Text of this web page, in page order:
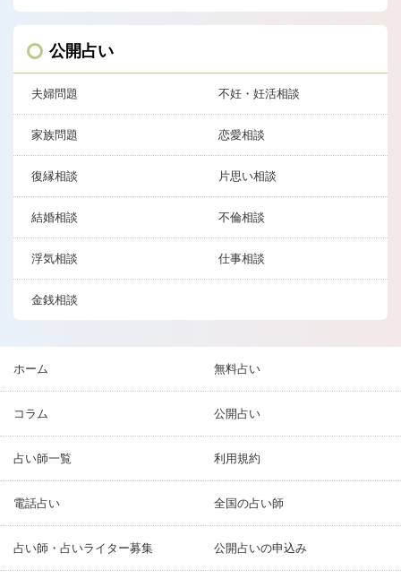
公開占い
夫婦問題 不妊・妊活相談
家族問題 恋愛相談
復縁相談 片思い相談
結婚相談 不倫相談
浮気相談 仕事相談
金銭相談
ホーム 無料占い
コラム 公開占い
占い師一覧 利用規約
電話占い 全国の占い師
占い師・占いライター募集 公開占いの申込み